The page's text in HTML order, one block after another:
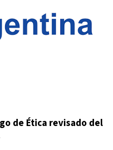
de Ética revisado del